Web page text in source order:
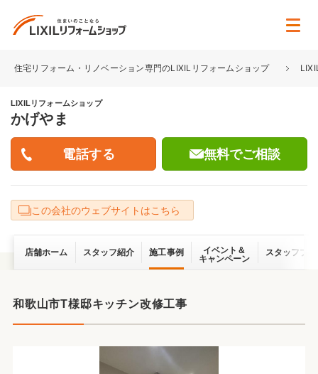
住宅リフォーム・リノベーション専門のLIXILリフォームショップ
LIXILリフォームショップ
かげやま
無料でご相談
この会社のウェブサイトはこちら
店舗ホーム スタッフ紹介 施工事例
イベント＆
キャンペーン
スタッフブ
和歌山市T様邸キッチン改修工事